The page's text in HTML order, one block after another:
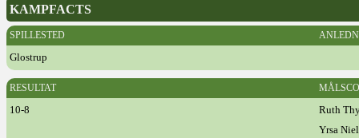
KAMPFACTS
SPILLESTED
Glostrup
RESULTAT
10-8
Ruth
Yrsa